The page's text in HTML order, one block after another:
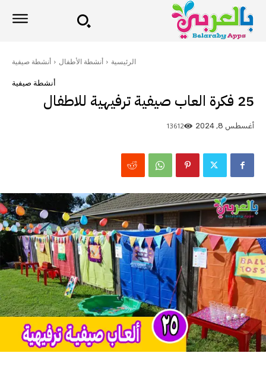
الرئيسية أنشطة الأطفال أنشطة صيفية
أنشطة صيفية
25 فكرة العاب صيفية ترفيهية للاطفال
أغسطس 8, 2024 13612